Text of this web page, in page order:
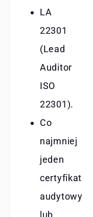
LA
22301
(Lead
Auditor
ISO
22301).
Co
najmniej
jeden
certyfikat
audytowy